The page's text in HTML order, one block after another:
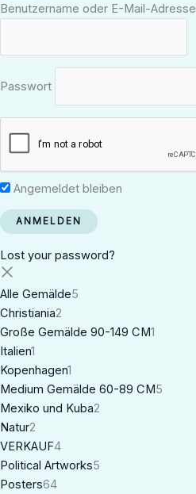
Benutzername oder E-Mail-Adresse
Passwort
Angemeldet bleiben
Lost your password?
Alle Gemälde5
Christiania2
Große Gemälde 90-149 CM1
Italien1
Kopenhagen1
Medium Gemälde 60-89 CM5
Mexiko und Kuba2
Natur2
VERKAUF4
Political Artworks5
Posters64